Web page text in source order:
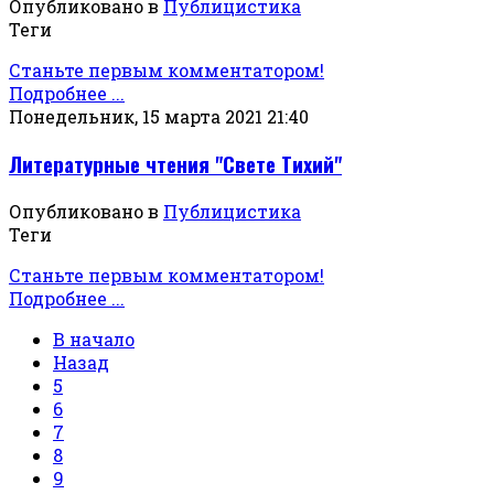
Опубликовано в Публицистика
Теги
Станьте первым комментатором!
Подробнее ...
Понедельник, 15 марта 2021 21:40
Литературные чтения "Свете Тихий"
Опубликовано в Публицистика
Теги
Станьте первым комментатором!
Подробнее ...
В начало
Назад
5
6
7
8
9